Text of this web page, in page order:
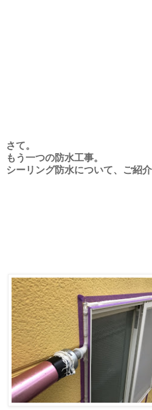
さて。
もう一つの防水工事。
シーリング防水について、ご紹